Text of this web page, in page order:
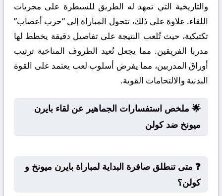
والتاريخية التي تمهد له الطريق للسيطرة على مجريات
اللقاء. علاوة على ذلك، تتحول المباراة إلى “حرب أعصاب”
تكتيكية، حيث تُلعب النتيجة على تفاصيل دقيقة يخطط لها
مدربا الفريقين. مما يجعل تُعيد الظروف المناخية ترتيب
أوراق المدربين، مما يفرض أسلوب لعب يعتمد على القوة
البدنية والالتحامات القوية.
🌟 ملخص استفسارات الجماهير عن لقاء بايرن
ميونخ ضد كولن
❓ متى تنطلق صافرة البداية لمباراة بايرن ميونخ و
كولن؟